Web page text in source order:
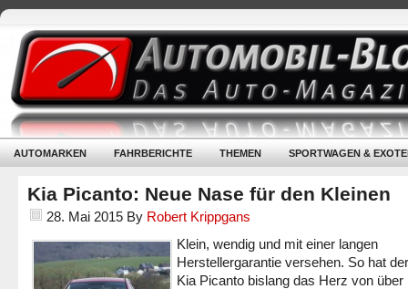
AUTOMARKEN FAHRBERICHTE THEMEN SPORTWAGEN &
Kia Picanto: Neue Nase für den Kleinen
28. Mai 2015 By Robert Krippgans
Klein, wendig und mit einer langen
Herstellergarantie versehen. So hat
Kia Picanto bislang das Herz von über